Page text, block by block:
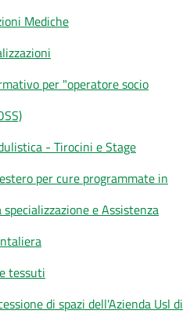
Mediche
per "operatore socio
- Tirocini e Stage
per cure programmate in
e Assistenza
tessuti
di spazi dell'Azienda Usl di